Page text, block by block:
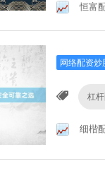
恒富
网络配资炒
杠
细楷